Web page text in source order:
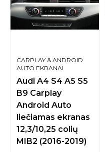
CARPLAY & ANDROID
AUTO EKRANAI
Audi A4 S4 A5 S5
B9 Carplay
Android Auto
liečiamas ekranas
12,3/10,25 colių
MIB2 (2016-2019)